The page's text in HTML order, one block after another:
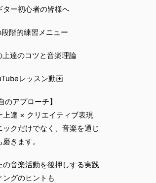
ター初心者の皆様へ
階的練習メニュー
達のコツと音楽理論
レッスン動画
のアプローチ】
上達 × クリエイティブ表現
ックだけでなく、音楽を通じ
きます。
の音楽活動を後押しする実践
ングのヒントも